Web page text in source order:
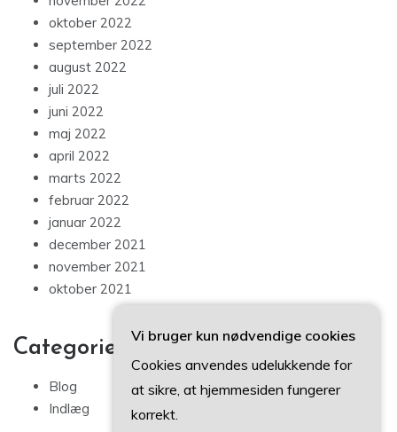
oktober 2022
september 2022
august 2022
juli 2022
juni 2022
maj 2022
april 2022
marts 2022
februar 2022
januar 2022
december 2021
november 2021
oktober 2021
Categories
Blog
Indlæg
Vi bruger kun nødvendige cookies
Cookies anvendes udelukkende for
at sikre, at hjemmesiden fungerer
korrekt.